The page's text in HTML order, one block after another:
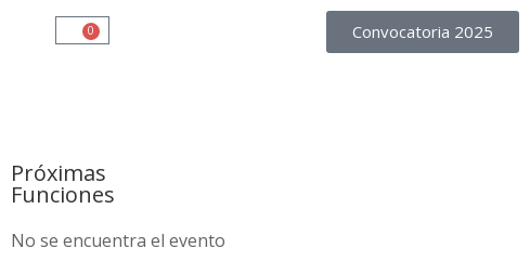
Convocatoria 2025
0
Próximas
Funciones
No se encuentra el evento